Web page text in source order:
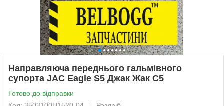
Направляюча переднього гальмівного
супорта JAC Eagle S5 Джак Жак С5
Готово до відправки